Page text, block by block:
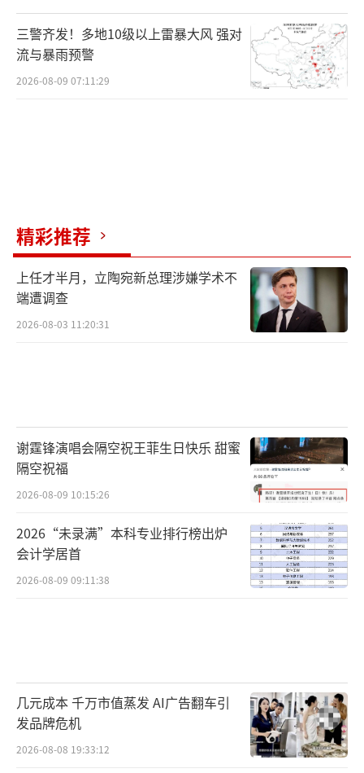
2016年12月23日，国家能源局表示将进一
步推进燃煤电厂“超低排放”行动计划，推进
燃气供暖、电供暖、生物质能供暖、地热供暖
等清洁供暖方式。按照企业为主、政府推动、
布，2017年将继续重点推进北方冬季电采暖工
程，计划对京津冀地区60.7万户居民实施“煤
改电”。2016、2017两年，共计划投资300多
亿元用于电能替代项目配套电网建设。
理雾霾具有重大意义。
严格标准
食品安全，标准先行。2016年12月23日提
请十二届全国人大常委会第二十五次会议审议
的国务院关于研究处理食品安全法执法检查报
2016年12月28日，农业部对外公布《食品
安全国家标准 食品中农药最大残留限量》2016
三警齐发！多地10级以上雷暴大风 强对
流与暴雨预警
2026-08-09 07:11:29
精彩推荐
上任才半月，立陶宛新总理涉嫌学术不
端遭调查
2026-08-03 11:20:31
谢霆锋演唱会隔空祝王菲生日快乐 甜蜜
隔空祝福
2026-08-09 10:15:26
2026“未录满”本科专业排行榜出炉
会计学居首
2026-08-09 09:11:38
几元成本 千万市值蒸发 AI广告翻车引
发品牌危机
2026-08-08 19:33:12